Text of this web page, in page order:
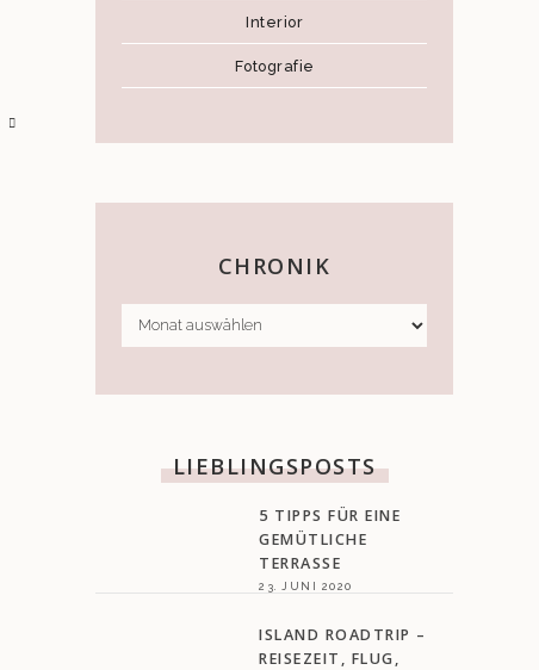
Interior
Fotografie
CHRONIK
CHRONIK
LIEBLINGSPOSTS
5 TIPPS FÜR EINE
GEMÜTLICHE
TERRASSE
23. JUNI 2020
ISLAND ROADTRIP –
REISEZEIT, FLUG,